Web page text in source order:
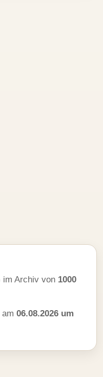
im Archiv von 1000
06.08.2026 um